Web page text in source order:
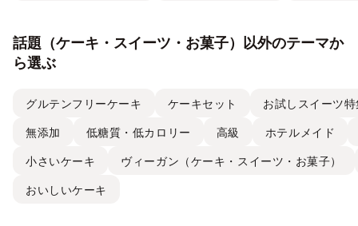
話題（ケーキ・スイーツ・お菓子）以外のテーマか
ら選ぶ
グルテンフリーケーキ ケーキセット お試しスイーツ
無添加 低糖質・低カロリー 高級 ホテルメイド
小さいケーキ ヴィーガン（ケーキ・スイーツ・お菓子）
おいしいケーキ